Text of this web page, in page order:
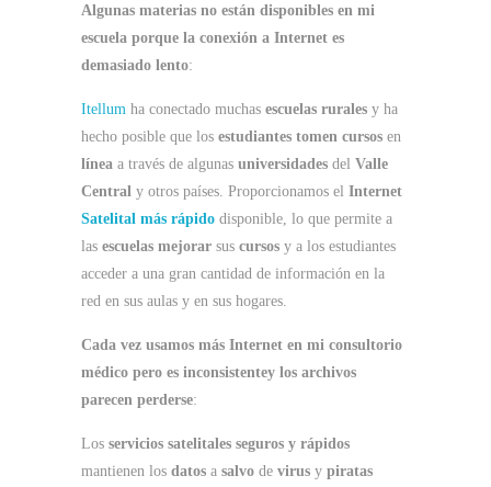
Algunas materias no están disponibles en mi
escuela porque la conexión a Internet es
demasiado lento:
Itellum ha conectado muchas escuelas rurales y ha
hecho posible que los estudiantes tomen cursos en
línea a través de algunas universidades del Valle
Central y otros países. Proporcionamos el Internet
Satelital más rápido disponible, lo que permite a
las escuelas mejorar sus cursos y a los estudiantes
acceder a una gran cantidad de información en la
red en sus aulas y en sus hogares.
Cada vez usamos más Internet en mi consultorio
médico pero es inconsistentey los archivos
parecen perderse:
Los servicios satelitales seguros y rápidos
mantienen los datos a salvo de virus y piratas